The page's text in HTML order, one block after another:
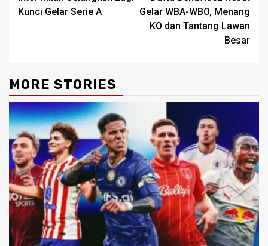
navigation
Kunci Gelar Serie A
Gelar WBA-WBO, Menang
KO dan Tantang Lawan
Besar
MORE STORIES